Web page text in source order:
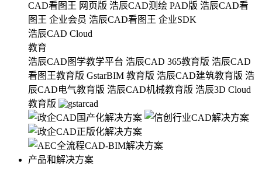
CAD看图王 网页版 浩辰CAD测绘 PAD版 浩辰CAD看
图王 企业会员 浩辰CAD看图王 企业SDK
浩辰CAD Cloud
教育
浩辰CAD图学教学平台 浩辰CAD 365教育版 浩辰CAD
看图王教育版 GstarBIM 教育版 浩辰CAD建筑教育版 浩
辰CAD电气教育版 浩辰CAD机械教育版 浩辰3D Cloud
教育版
产品和解决方案